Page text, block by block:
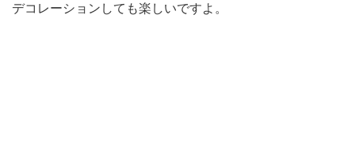
デコレーションしても楽しいですよ。